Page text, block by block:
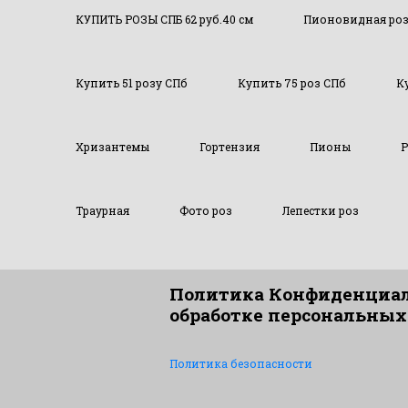
КУПИТЬ РОЗЫ СПБ 62 руб.40 см Пионовидная
Купить 51 розу СПб Купить 75 роз СПб
Хризантемы Гортензия Пионы
Траурная Фото роз Лепестки роз
Политика
обработке
Политика безопасности